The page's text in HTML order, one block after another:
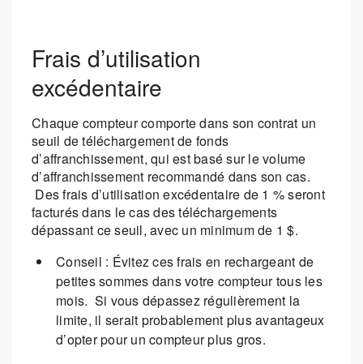
Frais d’utilisation
excédentaire
Chaque compteur comporte dans son contrat un
seuil de téléchargement de fonds
d’affranchissement, qui est basé sur le volume
d’affranchissement recommandé dans son cas.
Des frais d’utilisation excédentaire de 1 % seront
facturés dans le cas des téléchargements
dépassant ce seuil, avec un minimum de 1 $.
Conseil : Évitez ces frais en rechargeant de
petites sommes dans votre compteur tous les
mois. Si vous dépassez régulièrement la
limite, il serait probablement plus avantageux
d’opter pour un compteur plus gros.